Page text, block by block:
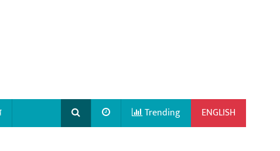
Trending ENGLISH